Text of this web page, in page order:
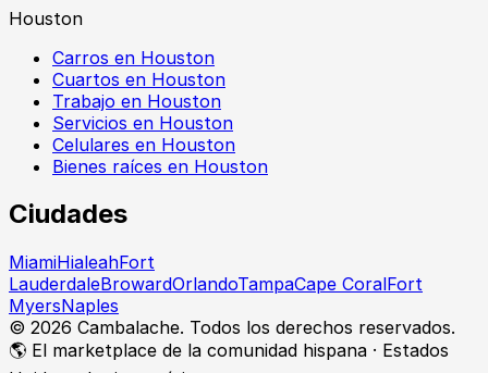
Houston
Carros en Houston
Cuartos en Houston
Trabajo en Houston
Servicios en Houston
Celulares en Houston
Bienes raíces en Houston
Ciudades
MiamiHialeahFort
LauderdaleBrowardOrlandoTampaCape CoralFort
MyersNaples
© 2026 Cambalache. Todos los derechos reservados.
🌎 El marketplace de la comunidad hispana · Estados